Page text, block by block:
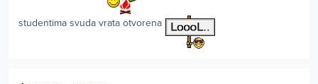
studentima svuda vrata otvorena